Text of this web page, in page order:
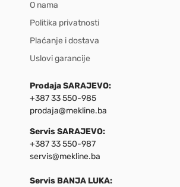
O nama
Politika privatnosti
Plaćanje i dostava
Uslovi garancije
Prodaja SARAJEVO:
+387 33 550-985
prodaja@mekline.ba
Servis SARAJEVO:
+387 33 550-987
servis@mekline.ba
Servis BANJA LUKA: